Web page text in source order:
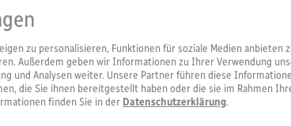
zu personalisieren, Funktionen für soziale Medien anbieten
Außerdem geben wir Informationen zu Ihrer Verwendung
und Analysen weiter. Unsere Partner führen diese
die Sie ihnen bereitgestellt haben oder die sie im Rahmen
finden Sie in der Datenschutzerklärung.